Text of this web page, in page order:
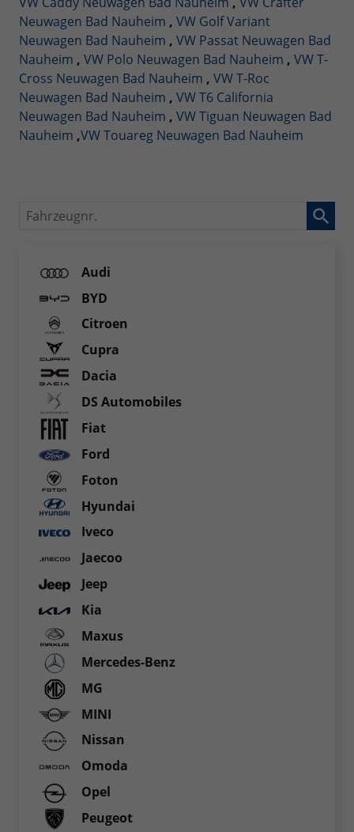
Neuwagen Bad Nauheim , VW Golf Variant
Neuwagen Bad Nauheim , VW Passat Neuwagen Bad
Nauheim , VW Polo Neuwagen Bad Nauheim , VW T-
Cross Neuwagen Bad Nauheim , VW T-Roc
Neuwagen Bad Nauheim , VW T6 California
Neuwagen Bad Nauheim , VW Tiguan Neuwagen Bad
Nauheim ,VW Touareg Neuwagen Bad Nauheim
Fahrzeugnr.
Audi
BYD
Citroen
Cupra
Dacia
DS Automobiles
Fiat
Ford
Foton
Hyundai
Iveco
Jaecoo
Jeep
Kia
Maxus
Mercedes-Benz
MG
MINI
Nissan
Omoda
Opel
Peugeot